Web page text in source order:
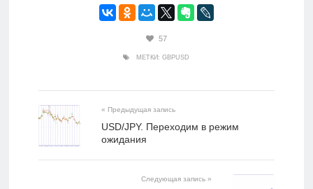
57
МЕТКИ:GBPUSD
« Предыдущая запись
USD/JPY. Переходим в режим
ожидания
Следующая запись »